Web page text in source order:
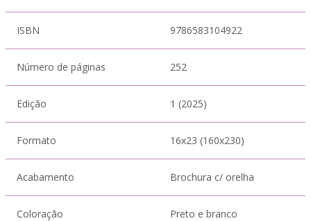
ISBN 9786583104922
Número de páginas 252
Edição 1 (2025)
Formato 16x23 (160x230)
Acabamento Brochura c/ orelha
Coloração Preto e branco